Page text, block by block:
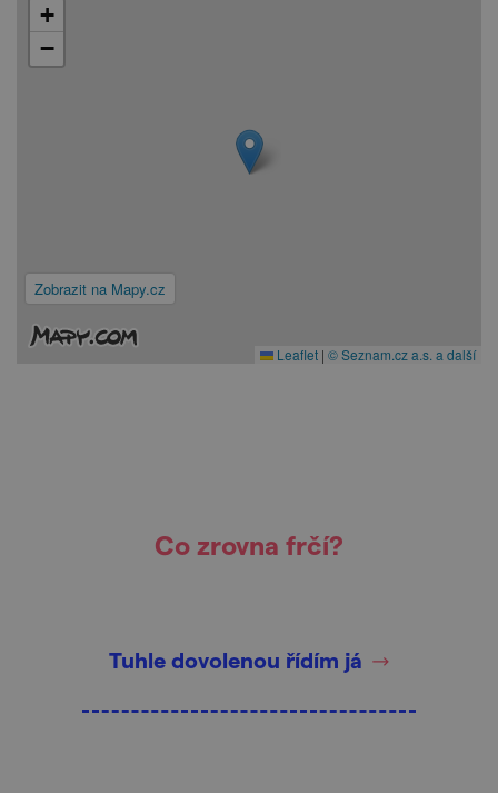
Zobrazit na Mapy.cz
+
−
Leaflet | © Seznam.cz a.s. a další
Co zrovna frčí?
Tuhle dovolenou řídím já